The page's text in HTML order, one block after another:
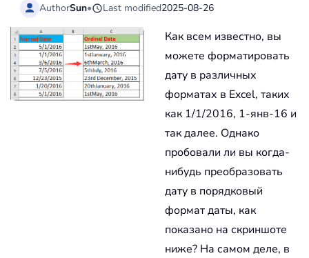
AuthorSun• Last modified2025-08-26
Как всем известно, вы
можете форматировать
дату в различных
форматах в Excel, таких
как 1/1/2016, 1-янв-16 и
так далее. Однако
пробовали ли вы когда-
нибудь преобразовать
дату в порядковый
формат даты, как
показано на скриншоте
ниже? На самом деле, в